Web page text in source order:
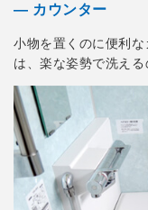
― カウンター
小物を置くのに便利
は、楽な姿勢で洗える